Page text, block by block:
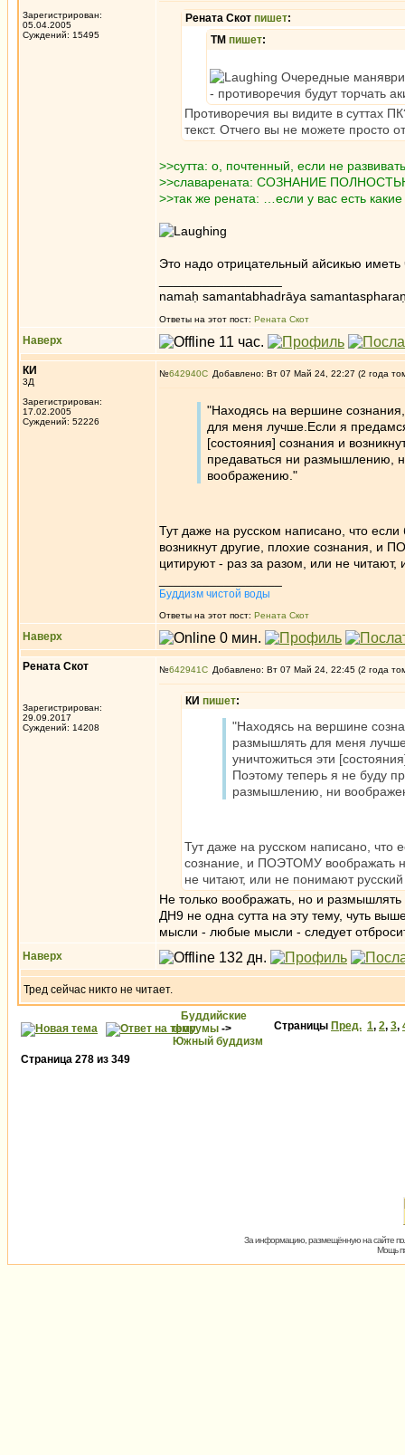
Зарегистрирован:
05.04.2005
Суждений: 15495
Рената Скот пишет:
ТМ пишет:
Очередные
- противоречия будут торчать
Противоречия вы видите в суттах
текст. Отчего вы не можете просто
>>сутта: о, почтенный, если не
>>славарената: СОЗНАНИЕ
>>так же рената: …если у вас есть
Это надо отрицательный айсикью иметь
namaḥ samantabhadrāya
Ответы на этот пост: Рената Скот
Наверх
КИ
3Д
Зарегистрирован:
17.02.2005
Суждений: 52226
№642940 Добавлено: Вт 07 Май 24, 22:27 (2 года
"Находясь на вершине
для меня лучше.Если я
[состояния] сознания и
предаваться ни размышлению,
воображению."
Тут даже на русском написано, что
возникнут другие, плохие сознания, и
цитируют - раз за разом, или не
Буддизм чистой воды
Ответы на этот пост: Рената Скот
Наверх
Рената Скот
Зарегистрирован:
29.09.2017
Суждений: 14208
№642941 Добавлено: Вт 07 Май 24, 22:45 (2 года
КИ пишет:
"Находясь на вершине
размышлять для меня
уничтожиться эти
Поэтому теперь я не буду
размышлению, ни
Тут даже на русском написано, что
сознание, и ПОЭТОМУ воображать
не читают, или не понимают
Не только воображать, но и
ДН9 не одна сутта на эту тему, чуть
мысли - любые мысли - следует
Наверх
Тред сейчас никто не читает.
Буддийские
форумы ->
Южный буддизм
Страницы Пред. 1, 2, 3,
Страница 278 из 349
За информацию, размещённую на сайте
Мощь